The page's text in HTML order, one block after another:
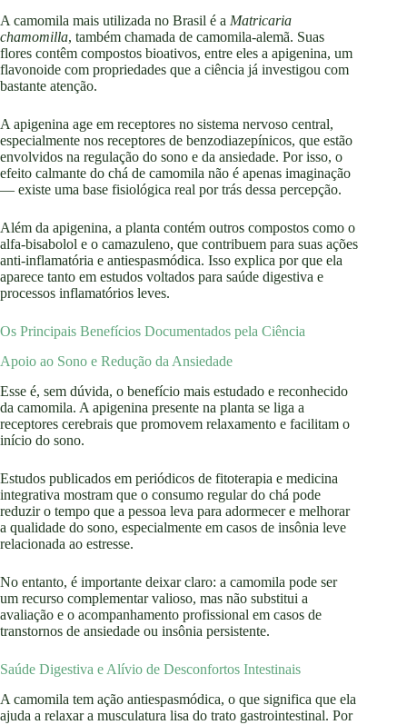
A camomila mais utilizada no Brasil é a Matricaria
chamomilla, também chamada de camomila-alemã. Suas
flores contêm compostos bioativos, entre eles a apigenina, um
flavonoide com propriedades que a ciência já investigou com
bastante atenção.
A apigenina age em receptores no sistema nervoso central,
especialmente nos receptores de benzodiazepínicos, que estão
envolvidos na regulação do sono e da ansiedade. Por isso, o
efeito calmante do chá de camomila não é apenas imaginação
— existe uma base fisiológica real por trás dessa percepção.
Além da apigenina, a planta contém outros compostos como o
alfa-bisabolol e o camazuleno, que contribuem para suas ações
anti-inflamatória e antiespasmódica. Isso explica por que ela
aparece tanto em estudos voltados para saúde digestiva e
processos inflamatórios leves.
Os Principais Benefícios Documentados pela Ciência
Apoio ao Sono e Redução da Ansiedade
Esse é, sem dúvida, o benefício mais estudado e reconhecido
da camomila. A apigenina presente na planta se liga a
receptores cerebrais que promovem relaxamento e facilitam o
início do sono.
Estudos publicados em periódicos de fitoterapia e medicina
integrativa mostram que o consumo regular do chá pode
reduzir o tempo que a pessoa leva para adormecer e melhorar
a qualidade do sono, especialmente em casos de insônia leve
relacionada ao estresse.
No entanto, é importante deixar claro: a camomila pode ser
um recurso complementar valioso, mas não substitui a
avaliação e o acompanhamento profissional em casos de
transtornos de ansiedade ou insônia persistente.
Saúde Digestiva e Alívio de Desconfortos Intestinais
A camomila tem ação antiespasmódica, o que significa que ela
ajuda a relaxar a musculatura lisa do trato gastrointestinal. Por